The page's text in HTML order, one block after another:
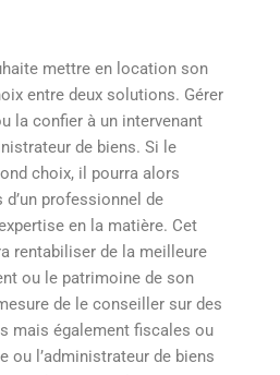
mettre en location son
entre deux solutions. Gérer
la confier à un intervenant
de biens. Si le
choix, il pourra alors
professionnel de
en la matière. Cet
rentabiliser de la meilleure
ou le patrimoine de son
de le conseiller sur des
mais également fiscales ou
ou l’administrateur de biens